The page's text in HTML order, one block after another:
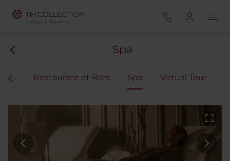
Spa
Restaurant et Bars Spa Virtual Tour